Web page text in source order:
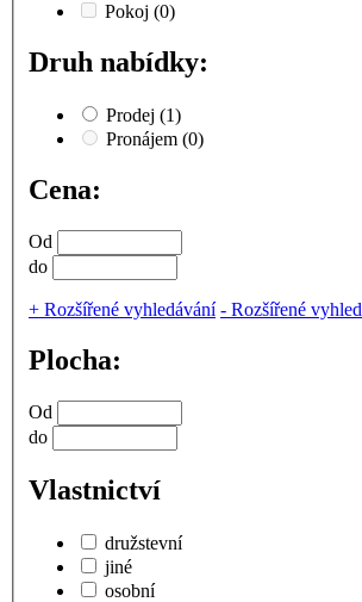
Pokoj (0)
Druh nabídky:
Prodej (1)
Pronájem (0)
Cena:
Od
do
+ Rozšířené vyhledávání - Rozšířené
Plocha:
Od
do
Vlastnictví
družstevní
jiné
osobní